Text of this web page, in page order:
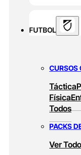
FUTBOL
CURSOS
Táctica
Física
Todos
PACKS
Ver